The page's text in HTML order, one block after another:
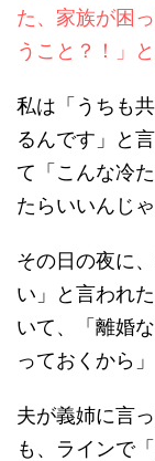
た、家族が困
うこと？！」
私は「うちも
るんです」と
て「こんな冷
たらいいんじ
その日の夜に
い」と言われ
いて、「離婚
っておくから
夫が義姉に言
も、ラインで